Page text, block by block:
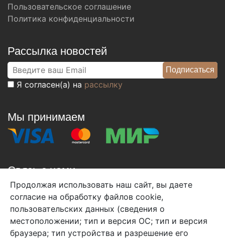
Пользовательское соглашение
Политика конфиденциальности
Рассылка новостей
Я согласен(а) на рассылку
Мы принимаем
Связь с нами
+7 (495) 933-38-08
info@arben-textile.ru- оптовые продажи
Продолжая использовать наш сайт, вы даете
согласие на обработку файлов cookie,
пользовательских данных (сведения о
местоположении; тип и версия ОС; тип и версия
браузера; тип устройства и разрешение его